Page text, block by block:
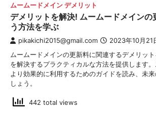
ムームードメイン デメリット
デメリットを解決! ムームードメインの
う方法を学ぶ
pikakichi2015@gmail.com 2023年10月21
ムームードメインの更新料に関連するデメリッ
を解決するプラクティカルな方法を提供します
より効果的に利用するためのガイドを読み、未
しょう。
442 total views